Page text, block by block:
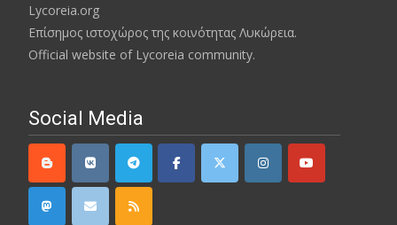
Lycoreia.org
Επίσημος ιστοχώρος της κοινότητας Λυκώρεια.
Official website of Lycoreia community.
Social Media